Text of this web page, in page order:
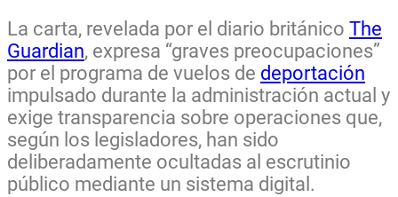
La carta, revelada por el diario británico The
Guardian, expresa “graves preocupaciones”
por el programa de vuelos de deportación
impulsado durante la administración actual y
exige transparencia sobre operaciones que,
según los legisladores, han sido
deliberadamente ocultadas al escrutinio
público mediante un sistema digital.